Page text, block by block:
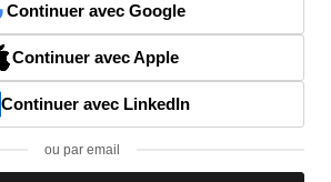
Continuer avec Google
Continuer avec Apple
Continuer avec LinkedIn
ou par email